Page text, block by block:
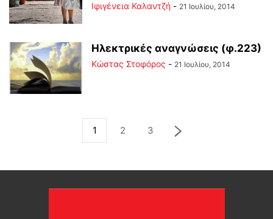
Ιφιγένεια Καλαντζή - 21 Ιουλίου, 2014
Ηλεκτρικές αναγνώσεις (φ.223)
Κώστας Στοφόρος - 21 Ιουλίου, 2014
1 2 3